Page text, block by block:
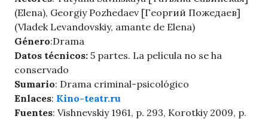
(Elena), Georgiy Pozhedaev [Георгий Пожедаев]
(Vladek Levandovskiy, amante de Elena)
Género:Drama
Datos técnicos: 5 partes. La película no se ha
conservado
Sumario: Drama criminal-psicológico
Enlaces: Kino-teatr.ru
Fuentes: Vishnevskiy 1961, p. 293, Korotkiy 2009, p.